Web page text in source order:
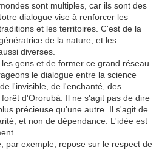
sont multiples, car ils sont des
dialogue vise à renforcer les
et les territoires. C'est de la
de la nature, et les
diverses.
gens et de former ce grand réseau
le dialogue entre la science
l'invisible, de l'enchanté, des
d'Ororubá. Il ne s'agit pas de dire
précieuse qu'une autre. Il s'agit de
et non de dépendance. L'idée est
par exemple, repose sur le respect de